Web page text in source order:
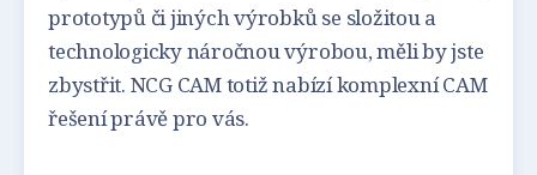
prototypů či jiných výrobků se složitou a
technologicky náročnou výrobou, měli by jste
zbystřit. NCG CAM totiž nabízí komplexní CAM
řešení právě pro vás.